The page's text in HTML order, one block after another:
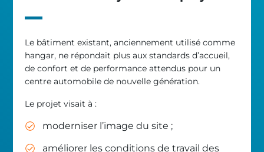
Le bâtiment existant, anciennement utilisé comme
hangar, ne répondait plus aux standards d’accueil,
de confort et de performance attendus pour un
centre automobile de nouvelle génération.
Le projet visait à :
moderniser l’image du site ;
améliorer les conditions de travail des